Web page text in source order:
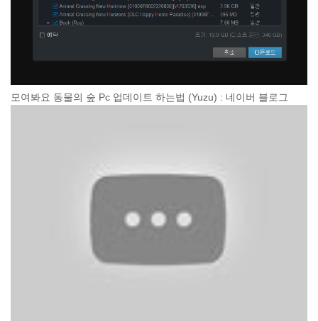
모여봐요 동물의 숲 Pc 업데이트 하는법 (Yuzu) : 네이버 블로그